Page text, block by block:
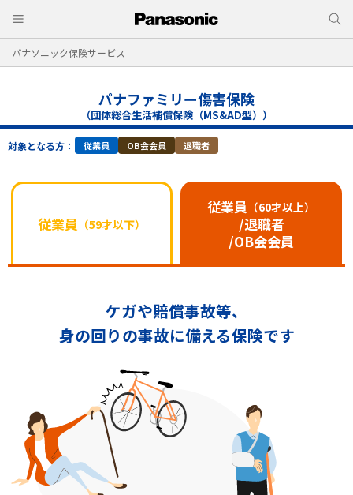
パナソニック保険サービス
パナファミリー傷害保険
（団体総合生活補償保険（MS&AD型））
対象となる方： 従業員 OB会会員 退職者
従業員 （59才以下）
従業員 （60才以上）
/退職者
/OB会会員
ケガや賠償事故等、
身の回りの事故に備える保険です